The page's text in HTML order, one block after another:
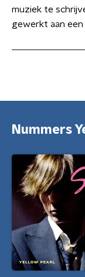
muziek te
gewerkt aan een
Nummers